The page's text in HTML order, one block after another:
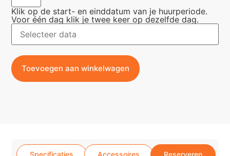
Klik op de start- en einddatum van je huurperiode.
Voor één dag klik je twee keer op dezelfde dag.
Toevoegen aan winkelwagen
Specificaties Accessoires Reserveren